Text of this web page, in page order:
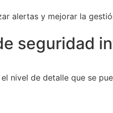
alertas y mejorar la
seguridad
nivel de detalle que se